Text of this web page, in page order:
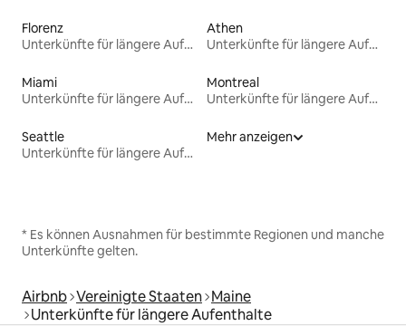
Florenz
Unterkünfte für längere Aufenthalte
Athen
Unterkünfte für längere Aufenthalte
Miami
Unterkünfte für längere Aufenthalte
Montreal
Unterkünfte für längere Aufenthalte
Seattle
Unterkünfte für längere Aufenthalte
Mehr anzeigen
* Es können Ausnahmen für bestimmte Regionen und manche
Unterkünfte gelten.
Airbnb Vereinigte Staaten Maine
Unterkünfte für längere Aufenthalte